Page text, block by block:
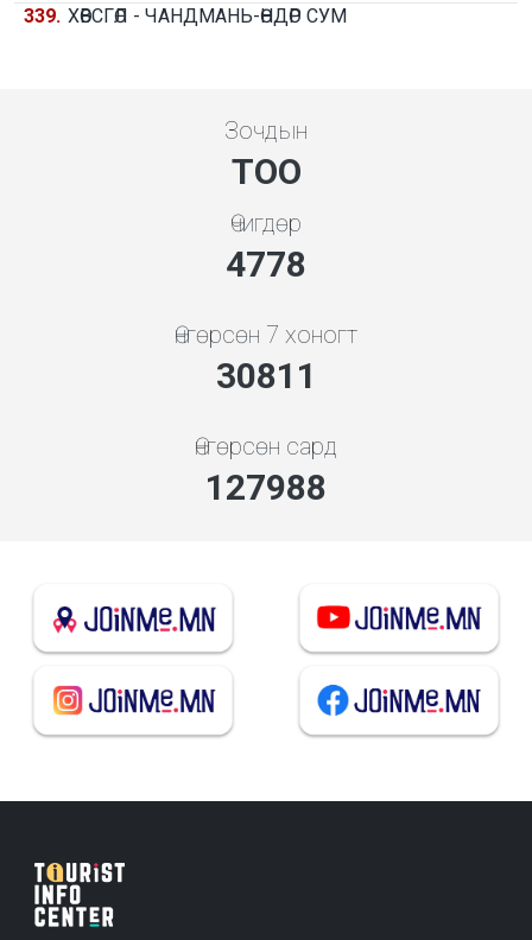
339. ХӨВСГӨЛ - ЧАНДМАНЬ-ӨНДӨР СУМ
Зочдын
ТОО
Өчигдөр
5119
Өнгөрсөн 7 хоногт
33012
Өнгөрсөн сард
137130